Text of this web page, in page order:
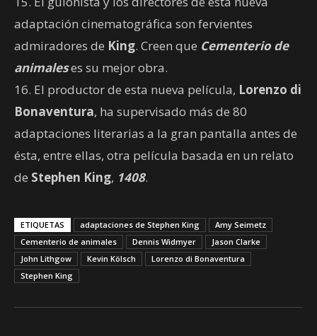
adaptación cinematográfica son fervientes
admiradores de King. Creen que Cementerio de
animaleses su mejor obra.
16. El productor de esta nueva película, Lorenzo di
Bonaventura, ha supervisado más de 80
adaptaciones literarias a la gran pantalla antes de
ésta, entre ellas, otra película basada en un relato
de Stephen King, 1408.
ETIQUETAS adaptaciones de Stephen King
Amy Seimetz
Cementerio de animales
Dennis Widmyer
Jason Clarke
John Lithgow
Kevin Kölsch
Lorenzo di Bonaventura
Stephen King